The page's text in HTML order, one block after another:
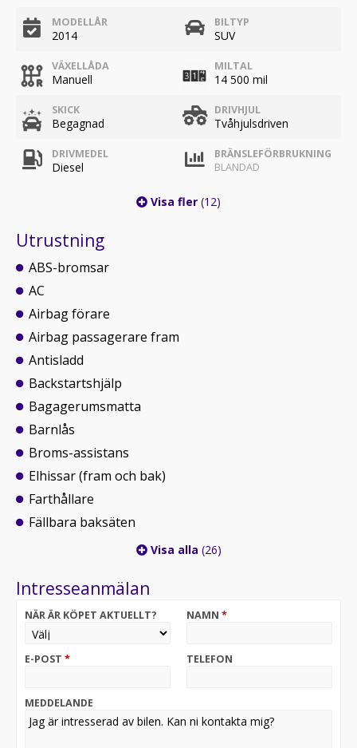
MODELLÅR
2014
BILTYP
SUV
VÄXELLÅDA
Manuell
MILTAL
14 500 mil
SKICK
Begagnad
DRIVHJUL
Tvåhjulsdriven
DRIVMEDEL
Diesel
BRÄNSLEFÖRBRUKNING
BLANDAD
Visa fler (12)
Utrustning
ABS-bromsar
AC
Airbag förare
Airbag passagerare fram
Antisladd
Backstartshjälp
Bagagerumsmatta
Barnlås
Broms-assistans
Elhissar (fram och bak)
Farthållare
Fällbara baksäten
Visa alla (26)
Intresseanmälan
NÄR ÄR KÖPET AKTUELLT? NAMN *
E-POST * TELEFON
MEDDELANDE